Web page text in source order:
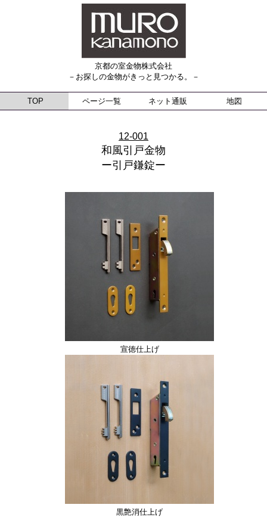
京都の室金物株式会社
－お探しの金物がきっと見つかる。－
TOP ページ一覧 ネット通販 地図
12-001
和風引戸金物
ー引戸鎌錠ー
宣徳仕上げ
黒艶消仕上げ